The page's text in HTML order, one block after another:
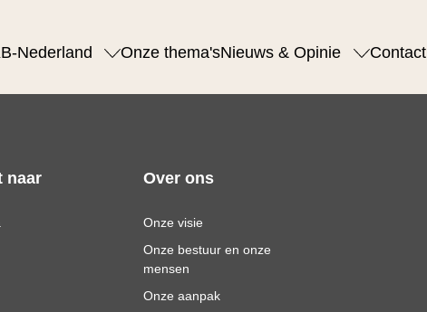
Nederland Onze thema'sNieuws & Opinie Contact
naar Over ons
Onze visie
Onze bestuur en onze
mensen
Onze aanpak